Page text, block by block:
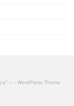
～ - WordPress Theme